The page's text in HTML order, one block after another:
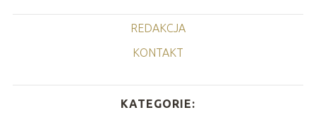
REDAKCJA
KONTAKT
KATEGORIE: